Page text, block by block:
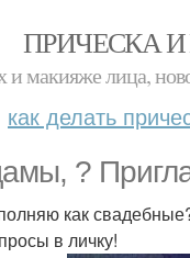
ПРИЧЕСКА
макияже лица,
как делать
?
как
в личку!